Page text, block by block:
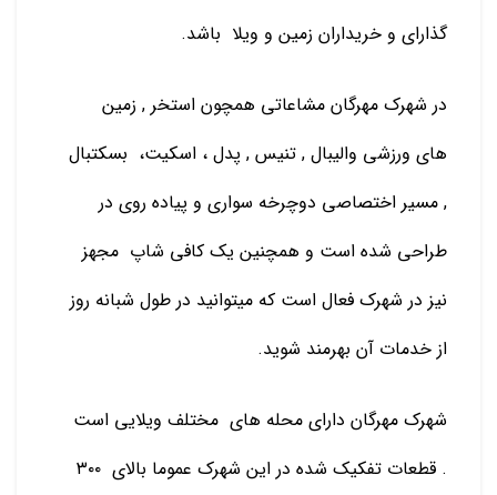
گذارای و خریداران زمین و ویلا باشد.
در شهرک مهرگان مشاعاتی همچون استخر , زمین
های ورزشی والیبال , تنیس , پدل ، اسکیت، بسکتبال
, مسیر اختصاصی دوچرخه سواری و پیاده روی در
طراحی شده است و همچنین یک کافی شاپ مجهز
نیز در شهرک فعال است که میتوانید در طول شبانه روز
از خدمات آن بهرمند شوید.
شهرک مهرگان دارای محله های مختلف ویلایی است
. قطعات تفکیک شده در این شهرک عموما بالای ۳۰۰